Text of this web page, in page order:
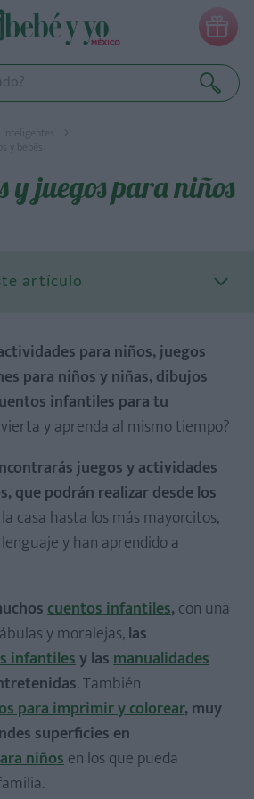

inteligentes
bebés
juegos para niños
artículo
el abecedario
los números
para niños
dormir bebés
paso a paso
paso a paso
imprimir y colorear
para niños, juegos
para niños y niñas, dibujos
infantiles para tu
y aprenda al mismo tiempo?
juegos y actividades
que podrán realizar desde los
casa hasta los más mayorcitos,
y han aprendido a
cuentos infantiles,con una
y moralejas,las
infantilesy lasmanualidades
. También
para imprimir y colorear, muy
superficies en
niñosen los que pueda